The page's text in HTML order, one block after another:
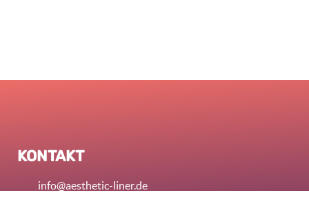
KONTAKT
info@aesthetic-liner.de